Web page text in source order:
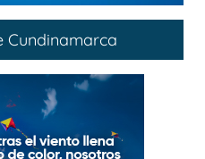
Cundinamarca